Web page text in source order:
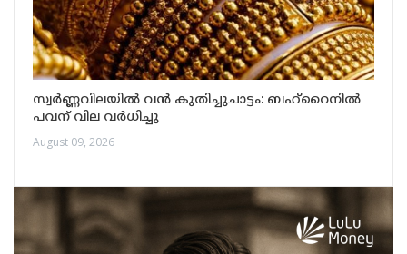
സ്വർണ്ണവിലയിൽ വൻ കുതിച്ചുചാട്ടം: ബഹ്‌റൈനിൽ
പവന് വില വർധിച്ചു
August 09, 2026